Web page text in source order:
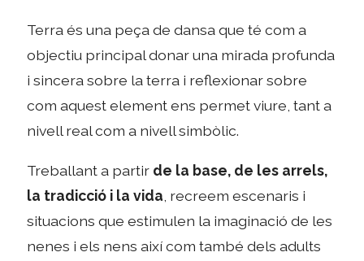
Terra és una peça de dansa que té com a
objectiu principal donar una mirada profunda
i sincera sobre la terra i reflexionar sobre
com aquest element ens permet viure, tant a
nivell real com a nivell simbòlic.​
Treballant a partir de la base, de les arrels,
la tradicció i la vida , recreem escenaris i
situacions que estimulen la imaginació de les
nenes i els nens així com també dels adults